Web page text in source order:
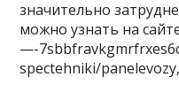
значительно
можно узнать на
—-
spectehniki/